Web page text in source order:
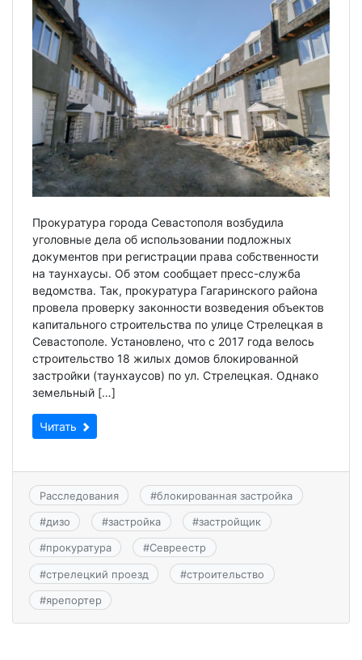
Прокуратура города Севастополя возбудила
уголовные дела об использовании подложных
документов при регистрации права собственности
на таунхаусы. Об этом сообщает пресс-служба
ведомства. Так, прокуратура Гагаринского района
провела проверку законности возведения объектов
капитального строительства по улице Стрелецкая в
Севастополе. Установлено, что с 2017 года велось
строительство 18 жилых домов блокированной
застройки (таунхаусов) по ул. Стрелецкая. Однако
земельный […]
Читать
Расследования #блокированная застройка
#дизо #застройка #застройщик
#прокуратура #Севреестр
#стрелецкий проезд #строительство
#ярепортер